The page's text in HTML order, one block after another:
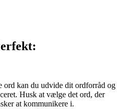
ord kan du udvide dit ordforråd og
Husk at vælge det ord, der
at kommunikere i.